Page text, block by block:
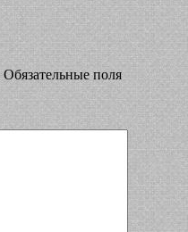
Обязательные поля